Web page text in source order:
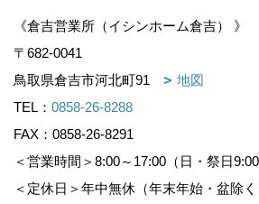
《倉吉営業所（イシンホーム倉吉） 》
〒682-0041
鳥取県倉吉市河北町91
地図
TEL： 0858-26-8288
FAX：0858-26-8291
＜営業時間＞8:00～17:00（日・祭日
＜定休日＞年中無休（年末年始・盆除く